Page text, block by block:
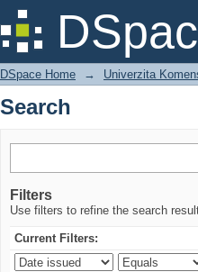
Search
DSpace Home → Univerzita
Search
Filters
Use filters to refine the search
Current Filters: